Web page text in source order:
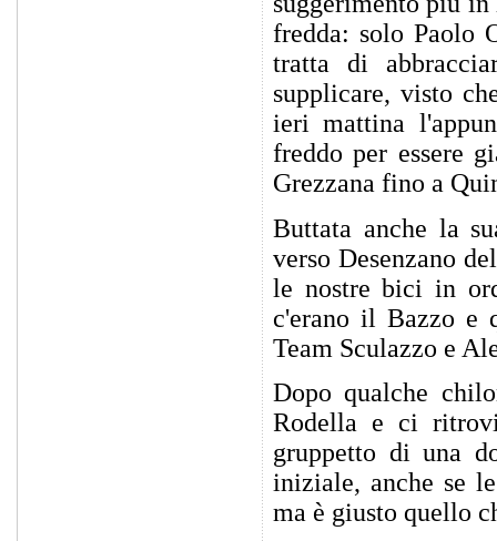
fredda: solo Paolo
tratta di
supplicare, visto
ieri mattina
freddo per essere
Grezzana fino a
Buttata anche la
verso Desenzano
le nostre bici in
c'erano il Bazzo e
Team Sculazzo e
Dopo qualche
Rodella e ci
gruppetto di una
iniziale, anche se
ma è giusto quello